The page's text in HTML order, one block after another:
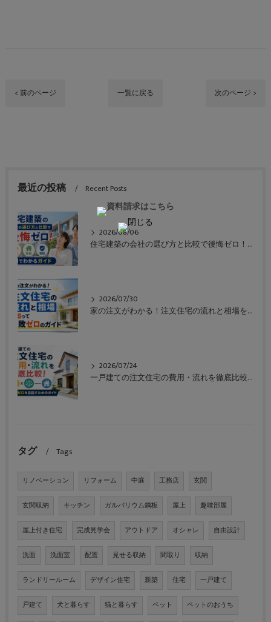
< 前のページ 一覧に戻る 次のページ >
最近の投稿 Recent Posts
2026/08/06
住宅建築の会社の選び方と比較で後悔ゼロ！価格や性能や保証も一目でわかるガイド
2026/07/30
家の注文がわかる！注文住宅の流れと相場を知って失敗ゼロのガイド
2026/07/24
一戸建ての注文住宅の費用・流れを徹底比較！失敗ゼロを目指すためのガイド
タグ Tags
リノベーション リフォーム 中庭 工務店 玄関
玄関収納 キッチン ガルバリウム鋼板 屋上 趣味部屋
屋上付き住宅 完成見学会 アウトドア オシャレ 自由設計
洗面 洗面室 配置 見せる収納 間取り 収納
ランドリールーム デザイン住宅 新築 住宅 一戸建て
戸建て 犬と暮らす 猫と暮らす ペット ペットのおうち